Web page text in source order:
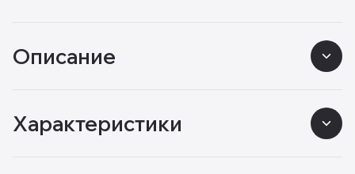
Описание
Характеристики